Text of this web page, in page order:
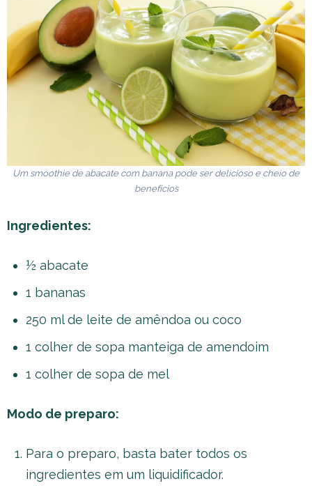
Um smoothie de abacate com banana pode ser delicioso e cheio de
benefícios
Ingredientes:
½ abacate
1 bananas
250 ml de leite de amêndoa ou coco
1 colher de sopa manteiga de amendoim
1 colher de sopa de mel
Modo de preparo:
Para o preparo, basta bater todos os
ingredientes em um liquidificador.